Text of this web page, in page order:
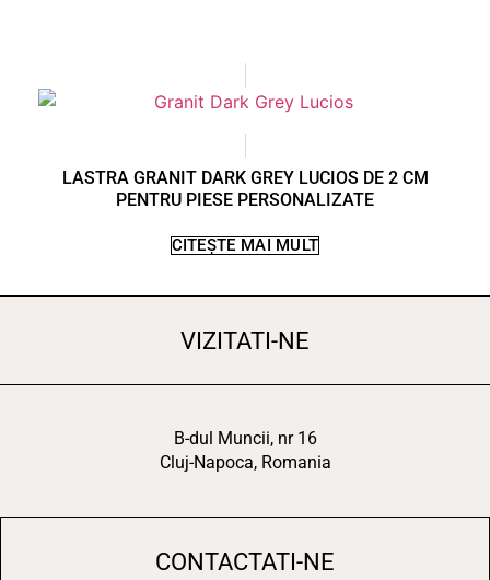
LASTRA GRANIT DARK GREY LUCIOS DE 2 CM
PENTRU PIESE PERSONALIZATE
CITEȘTE MAI MULT
VIZITATI-NE
B-dul Muncii, nr 16
Cluj-Napoca, Romania
CONTACTATI-NE